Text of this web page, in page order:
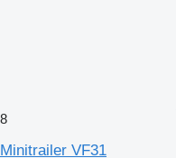
8
Minitrailer VF31